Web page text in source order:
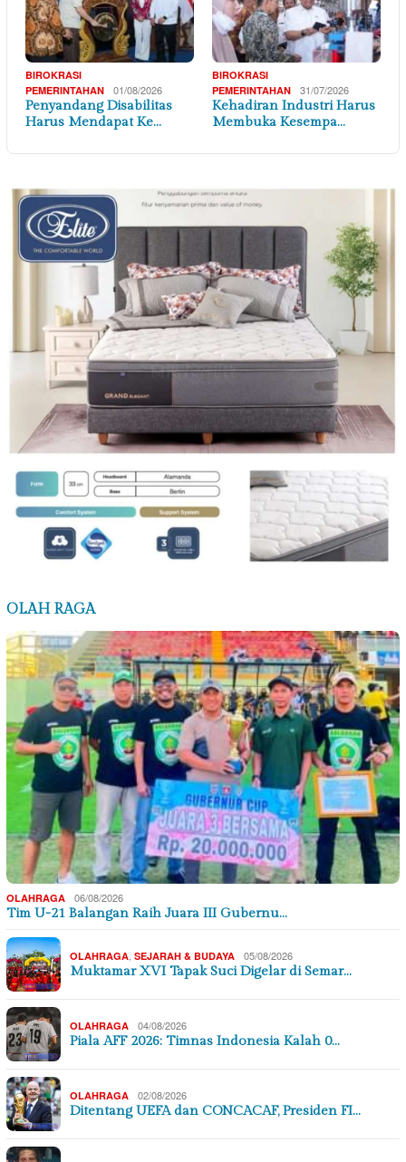
BIROKRASI
PEMERINTAHAN
01/08/2026
Penyandang Disabilitas
Harus Mendapat Ke…
BIROKRASI
PEMERINTAHAN
31/07/2026
Kehadiran Industri Harus
Membuka Kesempa…
OLAH RAGA
OLAHRAGA 06/08/2026
Tim U-21 Balangan Raih Juara III Gubernu…
OLAHRAGA, SEJARAH & BUDAYA 05/08/2026
Muktamar XVI Tapak Suci Digelar di Semar…
OLAHRAGA 04/08/2026
Piala AFF 2026: Timnas Indonesia Kalah 0…
OLAHRAGA 02/08/2026
Ditentang UEFA dan CONCACAF, Presiden FI…